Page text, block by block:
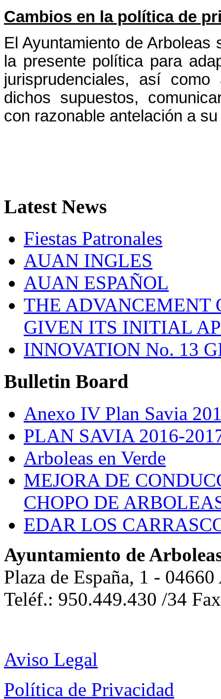
Cambios en la política de
El Ayuntamiento de
la presente política para
jurisprudenciales, así
dichos supuestos,
con razonable antelación a
LatestNews
Fiestas Patronales
AUAN INGLES
AUAN ESPAÑOL
THE ADVANCEMENT
GIVEN ITS INITIAL
INNOVATION No. 13
Bulletin Board
Anexo IV Plan Savia
PLAN SAVIA 2016-
Arboleas en Verde
MEJORA DE
CHOPO DE
EDAR LOS
Ayuntamiento de
Plaza de España, 1 -
Teléf.: 950.449.430 /34
Aviso Legal
Política de Privacidad